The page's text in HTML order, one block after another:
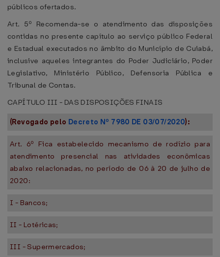
públicos ofertados.
Art. 5º Recomenda-se o atendimento das disposições
contidas no presente capítulo ao serviço público Federal
e Estadual executados no âmbito do Município de Cuiabá,
inclusive aqueles integrantes do Poder Judiciário, Poder
Legislativo, Ministério Público, Defensoria Pública e
Tribunal de Contas.
CAPÍTULO III - DAS DISPOSIÇÕES FINAIS
(Revogado pelo Decreto Nº 7980 DE 03/07/2020):
Art. 6º Fica estabelecido mecanismo de rodízio para
atendimento presencial nas atividades econômicas
abaixo relacionadas, no período de 06 à 20 de julho de
2020:
I - Bancos;
II - Lotéricas;
III - Supermercados;